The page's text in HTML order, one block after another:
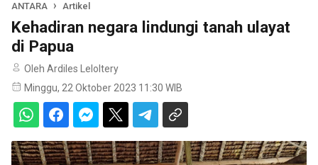
ANTARA Artikel
Kehadiran negara lindungi tanah ulayat
di Papua
Oleh Ardiles Leloltery
Minggu, 22 Oktober 2023 11:30 WIB